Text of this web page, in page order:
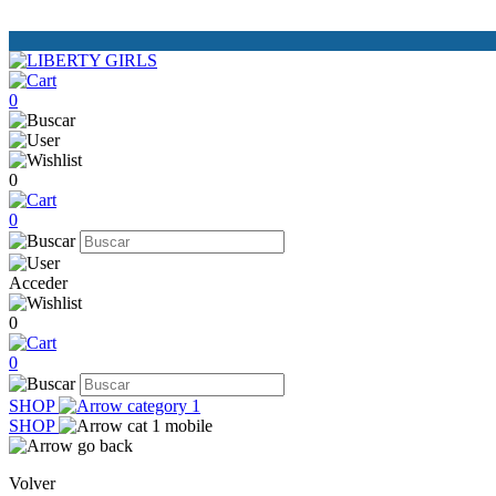
0
0
0
Acceder
0
0
SHOP
SHOP
Volver